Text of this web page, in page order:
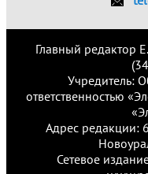
Главный редактор
Учредитель:
ответственностью
Адрес редакции:
Сетевое